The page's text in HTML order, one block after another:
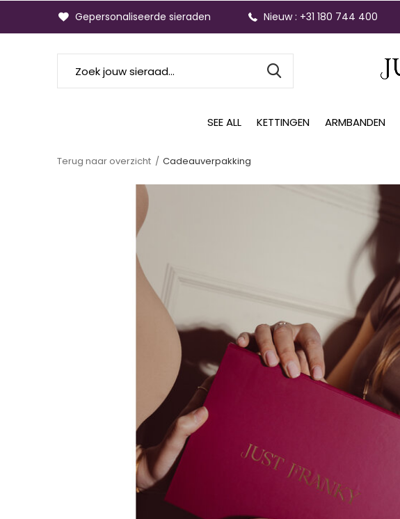
SEE ALL KETTINGEN ARMBANDEN
Gepersonaliseerde sieraden Nieuw : +31 180 744 400
Terug naar overzicht Cadeauverpakking